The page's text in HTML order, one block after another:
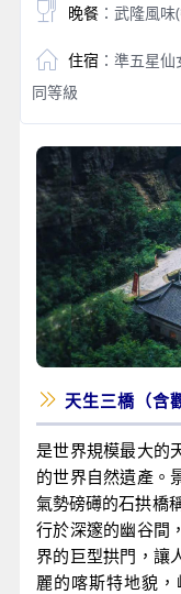
晚餐：武隆風味
住宿 ：準五星
同等級
天生三橋（含
是世界規模最大的
的世界自然遺產。
氣勢磅礡的石拱橋
行於深邃的幽谷間
界的巨型拱門，讓
麗的喀斯特地貌